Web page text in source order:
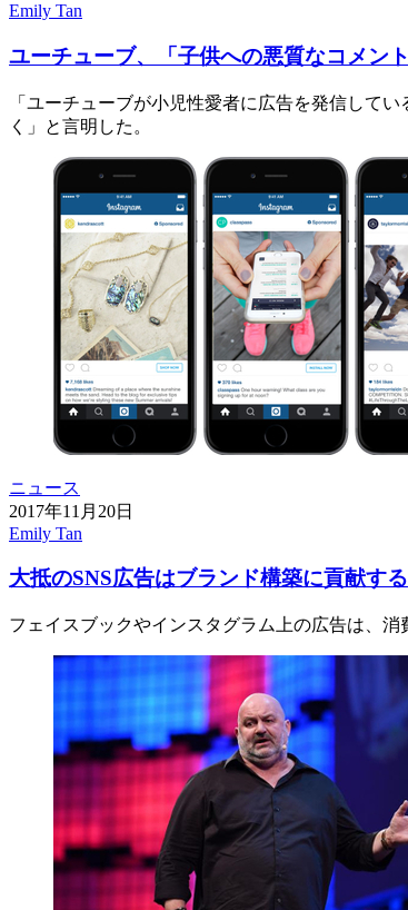
Emily Tan
ユーチューブ、「子供への悪質なコメン
「ユーチューブが小児性愛者に広告を発信して
く」と言明した。
ニュース
2017年11月20日
Emily Tan
大抵のSNS広告はブランド構築に貢献する
フェイスブックやインスタグラム上の広告は、